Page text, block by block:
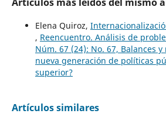
Elena Quiroz,
, Reencuentro. Análisis de
Núm. 67 (24): No. 67, Balances y
nueva generación de políticas
superior?
Artículos similares